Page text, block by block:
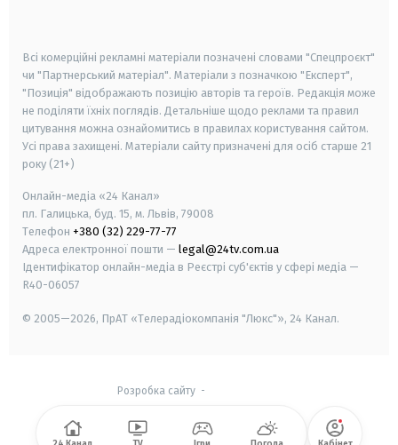
Всі комерційні рекламні матеріали позначені словами "Спецпроєкт"
чи "Партнерський матеріал". Матеріали з позначкою "Експерт",
"Позиція" відображають позицію авторів та героїв. Редакція може
не поділяти їхніх поглядів. Детальніше щодо реклами та правил
цитування можна ознайомитись в правилах користування сайтом.
Усі права захищені. Матеріали сайту призначені для осіб старше 21
року (21+)
Онлайн-медіа «24 Канал»
пл. Галицька, буд. 15, м. Львів, 79008
Телефон +380 (32) 229-77-77
Адреса електронної пошти — legal@24tv.com.ua
Ідентифікатор онлайн-медіа в Реєстрі суб'єктів у сфері медіа —
R40-06057
© 2005—2026, ПрАТ «Телерадіокомпанія "Люкс"», 24 Канал.
Розробка сайту-